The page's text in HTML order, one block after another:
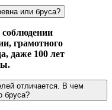
или бруса?
грамотного
даже 100 лет
отличается. В чем
бруса?